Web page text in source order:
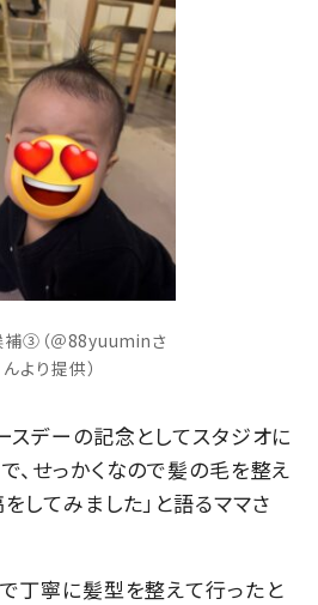
補③（＠88yuuminさ
んより提供）
スデーの記念としてスタジオに
、せっかくなので髪の毛を整え
してみました」と語るママさ
丁寧に髪型を整えて行ったと